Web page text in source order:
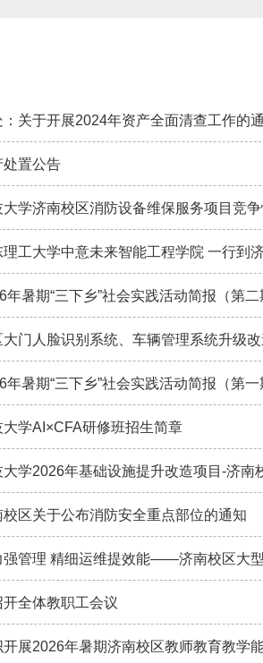
关于开展2024年资产全面清查工作的
处置公告
大学济南校区消防设备维保服务项目竞
理工大学中意未来智能工程学院 一行到
年暑期“三下乡”社会实践活动简报（第二
大门人脸识别系统、车辆管理系统升级
年暑期“三下乡”社会实践活动简报（第一
大学AI×CFA研修班招生简章
大学2026年基础设施提升改造项目-济
校区关于公布消防安全重点部位的通知
强管理 精细运维提效能——济南校区大
开全体教职工会议
开展2026年暑期济南校区教师教育教学